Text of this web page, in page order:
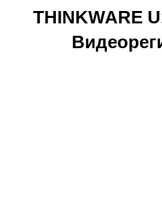
THINKWARE